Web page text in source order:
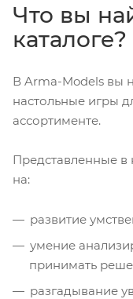
Что вы
каталоге?
В Arma-Models вы
настольные игры
ассортименте.
Представленные в
на:
развитие
умение
принимать
разгадывание